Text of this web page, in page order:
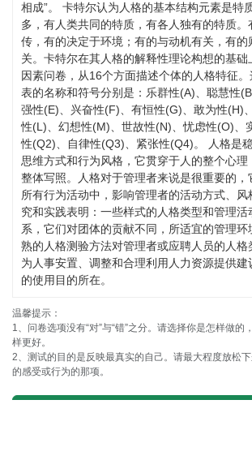
相成”。 卡特尔认为人格的基本结构元素是特
多，有人类共同的特质，有各人独有的特质
传，有的决定于环境；有的与动机有关，有的
关。卡特尔在其人格的解释性理论构想的基
因素问卷，从16个方面描述个体的人格特征
表的名称和符号分别是：乐群性(A)、聪慧性
强性(E)、兴奋性(F)、有恒性(G)、敢为性(H)
性(L)、幻想性(M)、世故性(N)、忧虑性(O)、
性(Q2)、自律性(Q3)、紧张性(Q4)。 人格是
思维方式和行为风格，它贯穿于人的整个心理
整体写照。人格对于管理者来说是很重要的，
所有行为活动中，影响管理者的活动方式、
究和实践表明：一些样式的人格类型和管理活
系，它们对团体的贡献不同，所适宜的管理
熟的人格测验方法对管理者或应聘人员的人格
为人事安置、调整和合理利用人力资源提供
的使用目的所在。
温馨提示：
1、问卷选项没有“对”与“错”之分。请选择你是怎样做的
样更好。
2、测试的目的是反映最真实的自己。请最大程度放松
的感受或行为的那项。